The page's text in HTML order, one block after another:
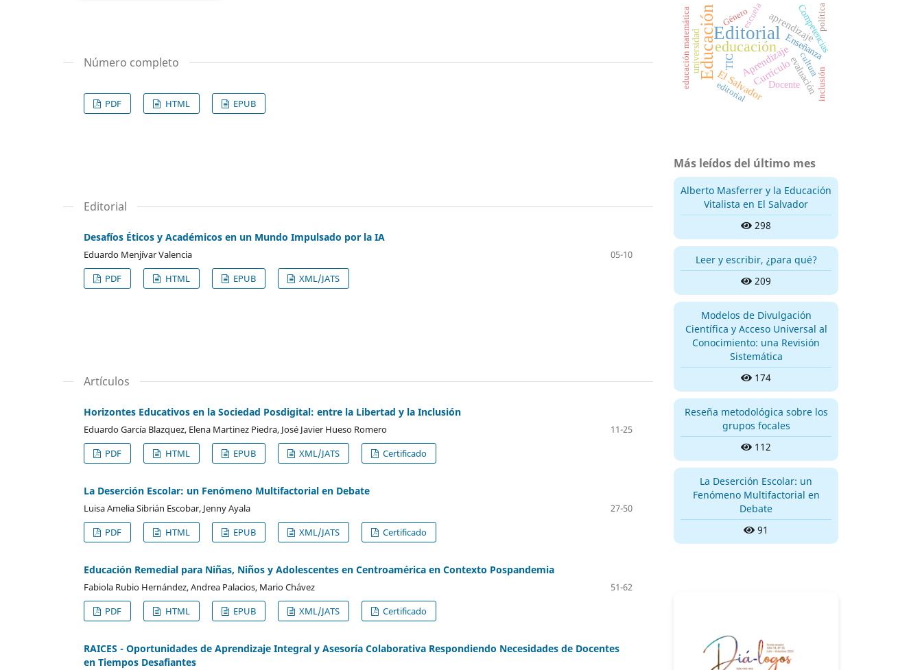
Número completo
PDF HTML EPUB
Editorial
Desafíos Éticos y Académicos en un Mundo Impulsado por la IA
Eduardo Menjívar Valencia
05-10
PDF
HTML EPUB XML/JATS
Artículos
Horizontes Educativos en la Sociedad Posdigital: entre la Libertad y la Inclusión
Eduardo García Blazquez, Elena Martinez Piedra, José Javier Hueso Romero
11-25
PDF
HTML EPUB XML/JATS Certificado
La Deserción Escolar: un Fenómeno Multifactorial en Debate
Luisa Amelia Sibrián Escobar, Jenny Ayala
27-50
PDF
HTML EPUB XML/JATS Certificado
Educación Remedial para Niñas, Niños y Adolescentes en Centroamérica en Contexto Pospandemia
Fabiola Rubio Hernández, Andrea Palacios, Mario Chávez
51-62
PDF
HTML EPUB XML/JATS Certificado
RAICES - Oportunidades de Aprendizaje Integral y Asesoría Colaborativa Respondiendo Necesidades de Docentes
en Tiempos Desafiantes
Editorial
Educacióneducación
TIC Aprendizaje
El SalvadorCurrículo
aprendizaje
Enseñanza
universidad
evaluación
Competencias
Docente
escuela
editorial
educación matemática inclusión
Género política
cultura
Más leídos del último mes
Alberto Masferrer y la Educación
Vitalista en El Salvador
298
Leer y escribir, ¿para qué?
209
Modelos de Divulgación
Científica y Acceso Universal al
Conocimiento: una Revisión
Sistemática
174
Reseña metodológica sobre los
grupos focales
112
La Deserción Escolar: un
Fenómeno Multifactorial en
Debate
91